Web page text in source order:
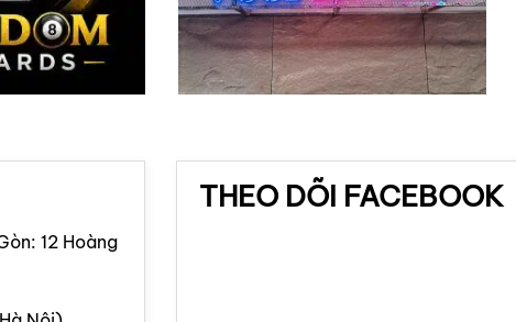
12 Hoàng
THEO DÕI FACEBOOK